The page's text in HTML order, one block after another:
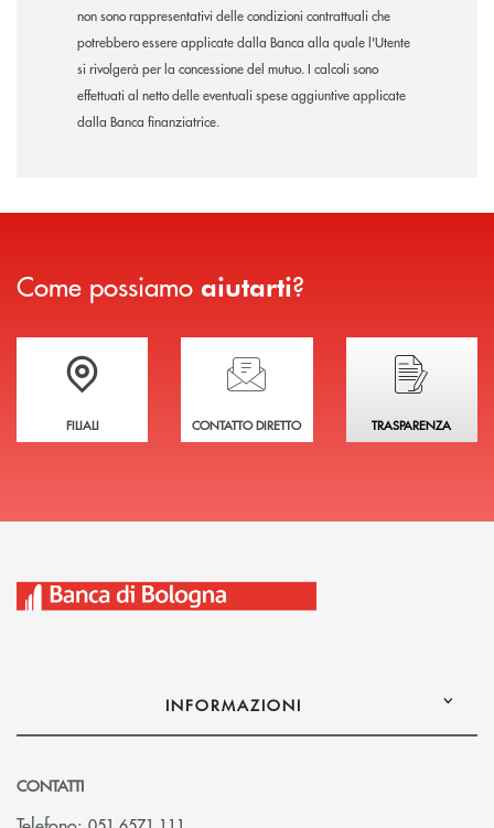
non sono rappresentativi delle condizioni contrattuali che
potrebbero essere applicate dalla Banca alla quale l'Utente
si rivolgerà per la concessione del mutuo. I calcoli sono
effettuati al netto delle eventuali spese aggiuntive applicate
dalla Banca finanziatrice.
Come possiamo aiutarti?
Trova la filiale più vicina a te
FILIALI
Hai bisogno di assistenza immediata?
CONTATTO DIRETTO
Hai bisogno di
TRASPARENZA
INFORMAZIONI
CONTATTI